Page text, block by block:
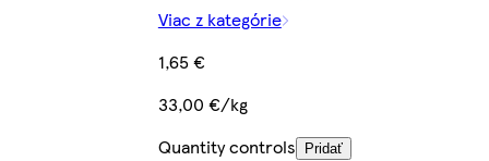
Viac z kategórie
1,65 €
33,00 €/kg
Quantity controls
Pridať